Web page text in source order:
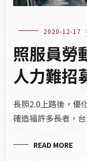
2020-12-17
照服員勞
人力難招
長照2.0上路後，優
確造福許多長者，
READ MORE